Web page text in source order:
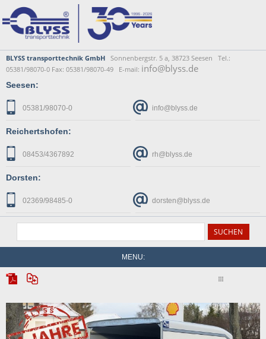
BLYSS transporttechnik GmbH Sonnenbergstr. 5 a, 38723 Seesen Tel.:
05381/98070-0 Fax: 05381/98070-49 E-mail: info@blyss.de
Seesen:
05381/98070-0 info@blyss.de
Reichertshofen:
08453/4367892 rh@blyss.de
Dorsten:
02369/98485-0 dorsten@blyss.de
MENU: